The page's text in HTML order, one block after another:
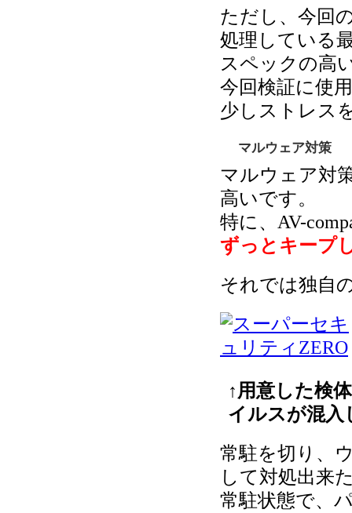
ただし、今回
処理している
スペックの高
今回検証に使
少しストレス
マルウェア対策
マルウェア対
高いです。
特に、AV-
ずっとキープ
それでは独自
↑用意した検
イルスが混入
常駐を切り、
して対処出来
常駐状態で、